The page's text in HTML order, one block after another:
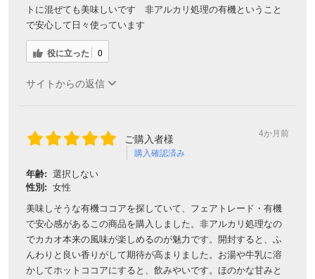
トに混ぜても美味しいです 非アルカリ処理の有機ということ
で安心して日々使っています
役に立った 0
サイトからの返信
ご購入者様
購入確認済み
4か月前
年齢: 選択しない
性別: 女性
美味しそうな有機ココアを探していて、フェアトレード・有機
で安心感があるこの商品を購入しました。非アルカリ処理なの
でカカオ本来の風味が楽しめるのが魅力です。開封すると、ふ
んわりと良い香りがして期待が高まりました。お湯や牛乳に溶
かしてホットココアにすると、飲みやいです。ほのかな甘みと